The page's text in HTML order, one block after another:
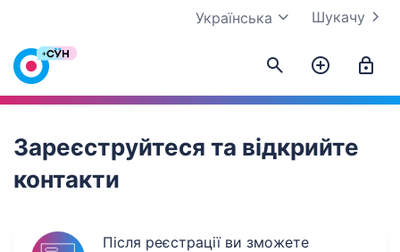
Шукачу
Українська
Work.ua
Зареєструйтеся та відкрийте
контакти
Після реєстрації ви зможете